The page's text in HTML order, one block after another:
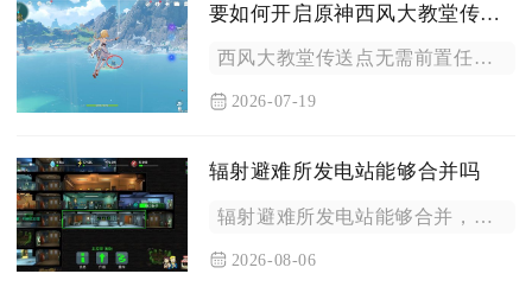
要如何开启原神西风大教堂传送点呢
西风大教堂传送点无需前置任务解锁，抵达教堂顶部钟塔平台并靠近...
2026-07-19
辐射避难所发电站能够合并吗
辐射避难所发电站能够合并，满足对应条件时系统会自动完成合并操...
2026-08-06